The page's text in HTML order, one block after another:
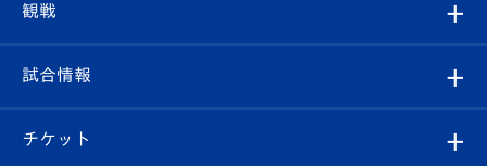
クラブ
試合情報
クラブ概要
観戦
観戦ルール
試合情報
試合日程/結果
チケット